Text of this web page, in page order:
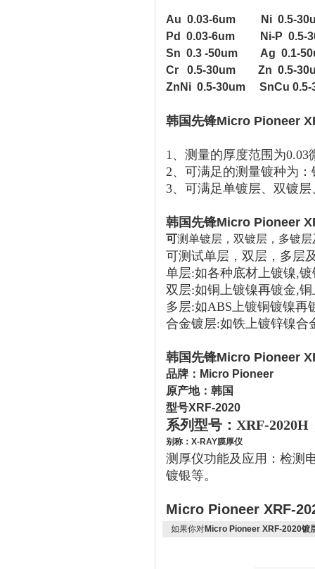
Au 0.03-6um Ni 0.5-
Pd 0.03-6um Ni-P 0.5-
Sn 0.3 -50um Ag 0.1-
Cr 0.5-30um Zn 0.5-
ZnNi 0.5-30um SnCu 0.5-
韩国先锋Micro Pioneer
1、测量的厚度范围为0.03
2、可满足的测量镀种为：
3、可满足单镀层、双镀
韩国先锋Micro Pioneer
可测单镀层，双镀层，多镀
可测试单层，双层，多层
单层:如各种底材上镀镍,
双层:如铜上镀镍再镀金,
多层:如ABS上镀铜镀镍再
合金镀层:如铁上镀锌镍合
韩国先锋Micro Pioneer
品牌：Micro Pioneer
原产地：韩国
型号XRF-2020
系列型号：XRF-2020H
别称：X-RAY膜厚仪
测厚仪功能及应用：检测
镀银等。
Micro Pioneer XRF-
如果你对Micro Pioneer XRF-2020镀